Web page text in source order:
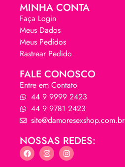
MINHA CONTA
Faça Login
Meus Dados
Meus Pedidos
Rastrear Pedido
FALE CONOSCO
Entre em Contato
44 9 9999 2423
44 9 9781 2423
site@damoresexshop.com.br
NOSSAS REDES: